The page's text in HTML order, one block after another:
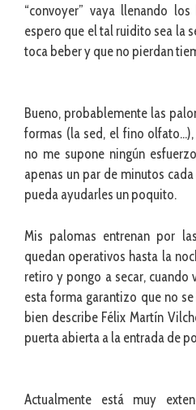
“convoyer” vaya llenando
espero que el tal ruidito sea la
toca beber y que no pierdan
Bueno, probablemente las
formas (la sed, el fino
no me supone ningún
apenas un par de minutos
pueda ayudarles un poquito.
Mis palomas entrenan por
quedan operativos hasta la
retiro y pongo a secar, cuando
esta forma garantizo que no
bien describe Félix Martín
puerta abierta a la entrada de
Actualmente está muy